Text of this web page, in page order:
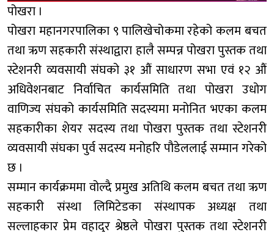
पोखरा ।
पोखरा महानगरपालिका ९ पालिखेचोकमा रहेको कलम बचत
तथा ऋण सहकारी संस्थाद्वारा हालै सम्पन्न पोखरा पुस्तक तथा
स्टेशनरी व्यवसायी संघको ३१ औं साधारण सभा एवं १२ औं
अधिवेशनबाट निर्वाचित कार्यसमिति तथा पोखरा उधोग
वाणिज्य संघको कार्यसमिति सदस्यमा मनोनित भएका कलम
सहकारीका शेयर सदस्य तथा पोखरा पुस्तक तथा स्टेशनरी
व्यवसायी संघका पुर्व सदस्य मनोहरि पौडेललाई सम्मान गरेको
छ ।
सम्मान कार्यक्रममा वोल्दै प्रमुख अतिथि कलम बचत तथा ऋण
सहकारी संस्था लिमिटेडका संस्थापक अध्यक्ष तथा
सल्लाहकार प्रेम वहादुर श्रेष्ठले पोखरा पुस्तक तथा स्टेशनरी